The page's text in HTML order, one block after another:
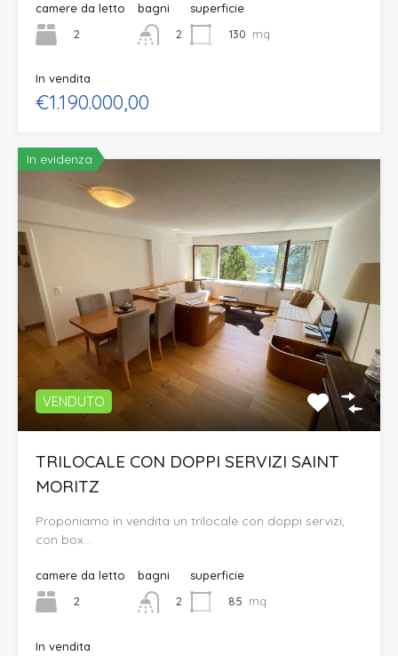
camere da letto
2
bagni
2
superficie
130 mq
In vendita
€1.190.000,00
In evidenza
VENDUTO
TRILOCALE CON DOPPI SERVIZI SAINT
MORITZ
Proponiamo in vendita un trilocale con doppi servizi,
con box…
camere da letto
2
bagni
2
superficie
85 mq
In vendita